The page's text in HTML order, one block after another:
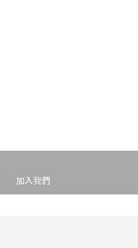
加入我們